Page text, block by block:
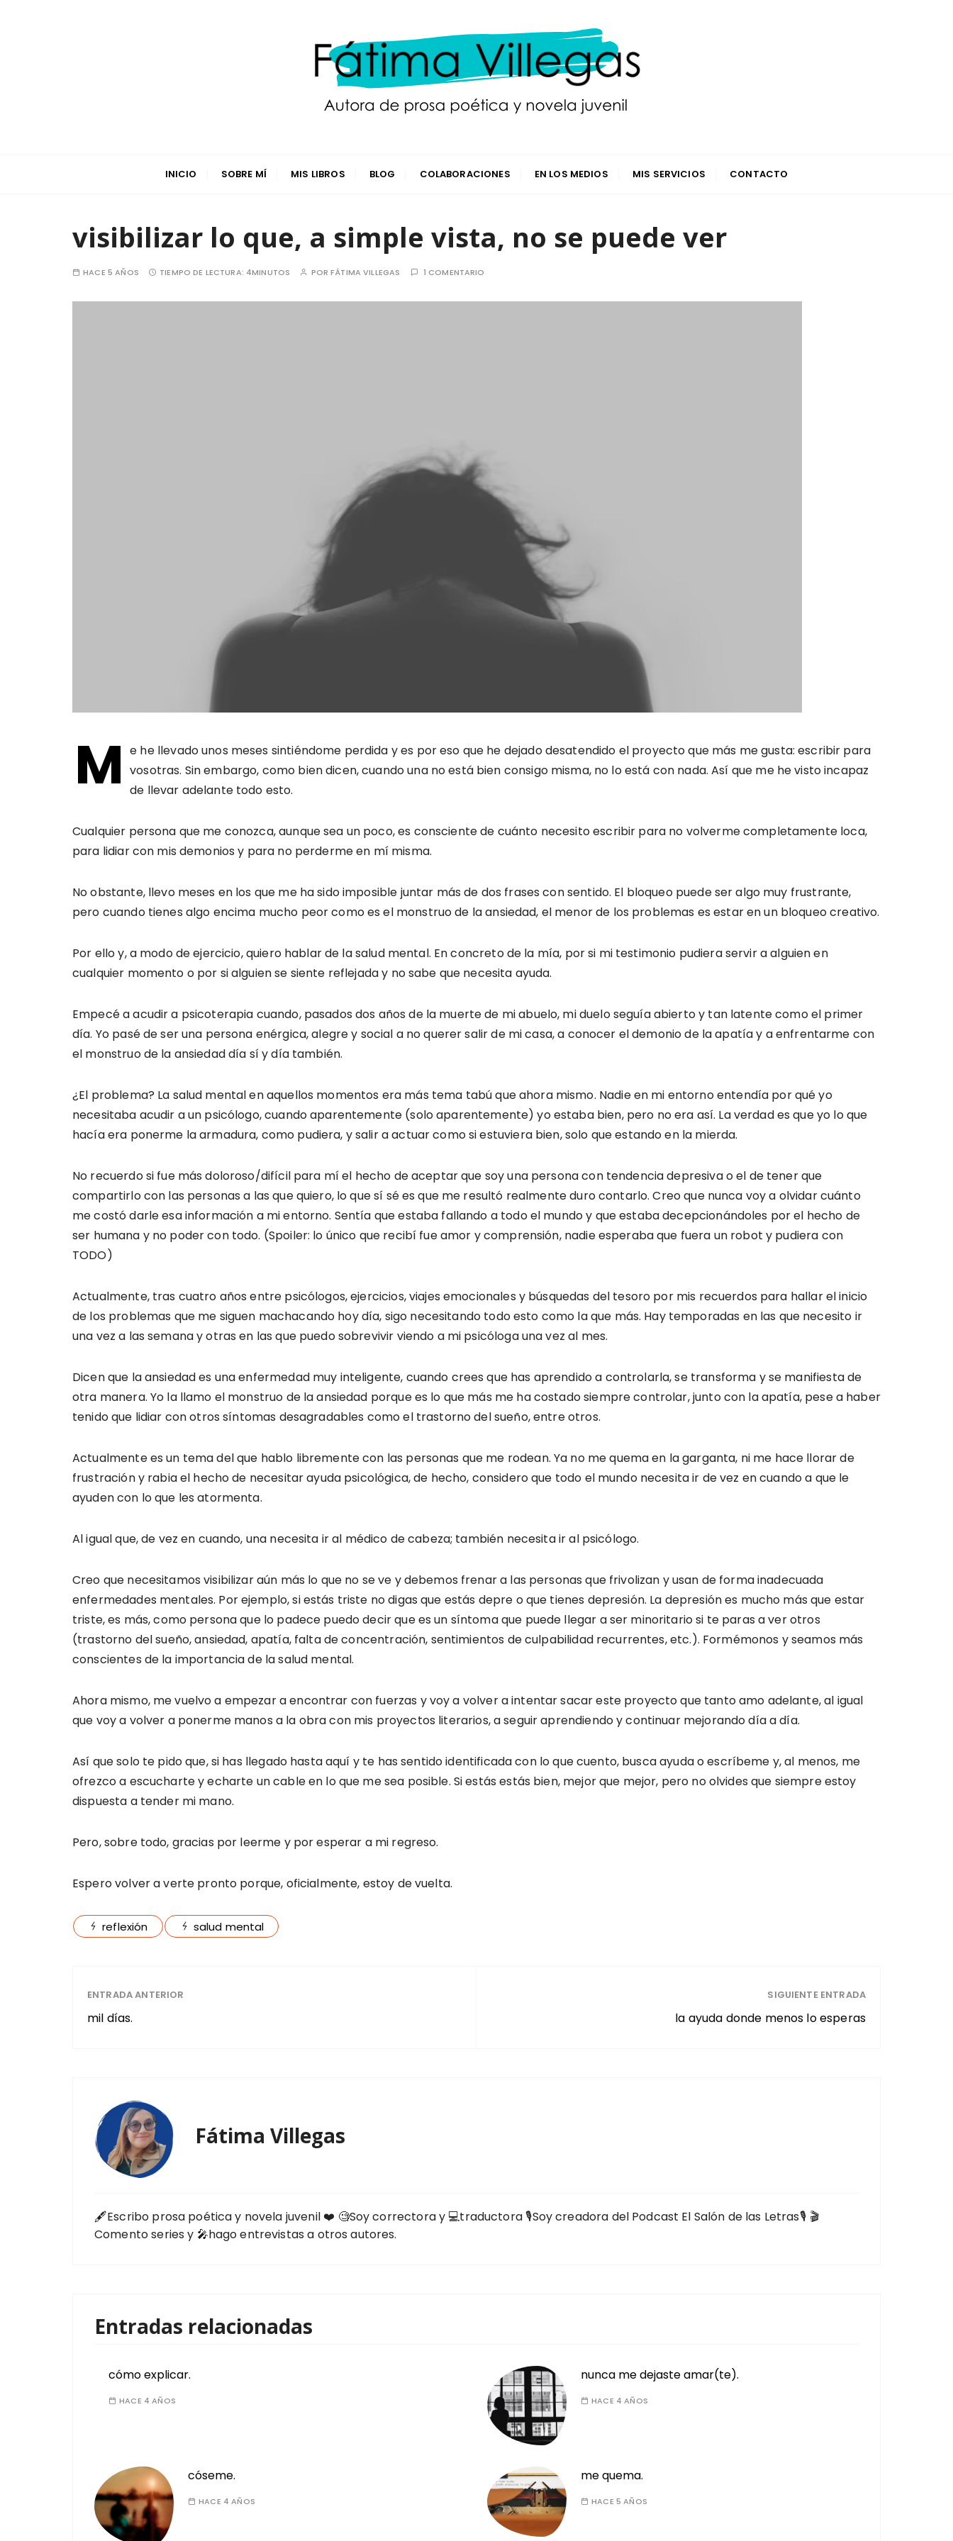
INICIO SOBRE MÍ MIS LIBROS BLOG COLABORACIONES EN LOS MEDIOS MIS SERVICIOS CONTACTO
visibilizar lo que, a simple vista, no se puede ver
HACE 5 AÑOS TIEMPO DE LECTURA: 4MINUTOS PORFÁTIMA VILLEGAS 1 COMENTARIO
M e he llevado unos meses sintiéndome perdida y es por eso que he dejado desatendido el proyecto que más me gusta: escribir para
vosotras. Sin embargo, como bien dicen, cuando una no está bien consigo misma, no lo está con nada. Así que me he visto incapaz
de llevar adelante todo esto.
Cualquier persona que me conozca, aunque sea un poco, es consciente de cuánto necesito escribir para no volverme completamente loca,
para lidiar con mis demonios y para no perderme en mí misma.
No obstante, llevo meses en los que me ha sido imposible juntar más de dos frases con sentido. El bloqueo puede ser algo muy frustrante,
pero cuando tienes algo encima mucho peor como es el monstruo de la ansiedad, el menor de los problemas es estar en un bloqueo creativo.
Por ello y, a modo de ejercicio, quiero hablar de la salud mental. En concreto de la mía, por si mi testimonio pudiera servir a alguien en
cualquier momento o por si alguien se siente reflejada y no sabe que necesita ayuda.
Empecé a acudir a psicoterapia cuando, pasados dos años de la muerte de mi abuelo, mi duelo seguía abierto y tan latente como el primer
día. Yo pasé de ser una persona enérgica, alegre y social a no querer salir de mi casa, a conocer el demonio de la apatía y a enfrentarme con
el monstruo de la ansiedad día sí y día también.
¿El problema? La salud mental en aquellos momentos era más tema tabú que ahora mismo. Nadie en mi entorno entendía por qué yo
necesitaba acudir a un psicólogo, cuando aparentemente (solo aparentemente) yo estaba bien, pero no era así. La verdad es que yo lo que
hacía era ponerme la armadura, como pudiera, y salir a actuar como si estuviera bien, solo que estando en la mierda.
No recuerdo si fue más doloroso/difícil para mí el hecho de aceptar que soy una persona con tendencia depresiva o el de tener que
compartirlo con las personas a las que quiero, lo que sí sé es que me resultó realmente duro contarlo. Creo que nunca voy a olvidar cuánto
me costó darle esa información a mi entorno. Sentía que estaba fallando a todo el mundo y que estaba decepcionándoles por el hecho de
ser humana y no poder con todo. (Spoiler: lo único que recibí fue amor y comprensión, nadie esperaba que fuera un robot y pudiera con
TODO)
Actualmente, tras cuatro años entre psicólogos, ejercicios, viajes emocionales y búsquedas del tesoro por mis recuerdos para hallar el inicio
de los problemas que me siguen machacando hoy día, sigo necesitando todo esto como la que más. Hay temporadas en las que necesito ir
una vez a las semana y otras en las que puedo sobrevivir viendo a mi psicóloga una vez al mes.
Dicen que la ansiedad es una enfermedad muy inteligente, cuando crees que has aprendido a controlarla, se transforma y se manifiesta de
otra manera. Yo la llamo el monstruo de la ansiedad porque es lo que más me ha costado siempre controlar, junto con la apatía, pese a haber
tenido que lidiar con otros síntomas desagradables como el trastorno del sueño, entre otros.
Actualmente es un tema del que hablo libremente con las personas que me rodean. Ya no me quema en la garganta, ni me hace llorar de
frustración y rabia el hecho de necesitar ayuda psicológica, de hecho, considero que todo el mundo necesita ir de vez en cuando a que le
ayuden con lo que les atormenta.
Al igual que, de vez en cuando, una necesita ir al médico de cabeza; también necesita ir al psicólogo.
Creo que necesitamos visibilizar aún más lo que no se ve y debemos frenar a las personas que frivolizan y usan de forma inadecuada
enfermedades mentales. Por ejemplo, si estás triste no digas que estás depre o que tienes depresión. La depresión es mucho más que estar
triste, es más, como persona que lo padece puedo decir que es un síntoma que puede llegar a ser minoritario si te paras a ver otros
(trastorno del sueño, ansiedad, apatía, falta de concentración, sentimientos de culpabilidad recurrentes, etc.). Formémonos y seamos más
conscientes de la importancia de la salud mental.
Ahora mismo, me vuelvo a empezar a encontrar con fuerzas y voy a volver a intentar sacar este proyecto que tanto amo adelante, al igual
que voy a volver a ponerme manos a la obra con mis proyectos literarios, a seguir aprendiendo y continuar mejorando día a día.
Así que solo te pido que, si has llegado hasta aquí y te has sentido identificada con lo que cuento, busca ayuda o escríbeme y, al menos, me
ofrezco a escucharte y echarte un cable en lo que me sea posible. Si estás estás bien, mejor que mejor, pero no olvides que siempre estoy
dispuesta a tender mi mano.
Pero, sobre todo, gracias por leerme y por esperar a mi regreso.
Espero volver a verte pronto porque, oficialmente, estoy de vuelta.
reflexión salud mental
ENTRADA ANTERIOR
mil días.
SIGUIENTE ENTRADA
la ayuda donde menos lo esperas
Fátima Villegas
🖋️Escribo prosa poética y novela juvenil ❤️⁣⁣ 🧐Soy correctora y 💻traductora⁣⁣ 🎙️Soy creadora del Podcast El Salón de las Letras🎙️⁣⁣ ⁣⁣🎬
Comento series y 🎤hago entrevistas a otros autores.
Entradas relacionadas
cómo explicar.
HACE 4 AÑOS
nunca me dejaste amar(te).
HACE 4 AÑOS
cóseme.
HACE 4 AÑOS
me quema.
HACE 5 AÑOS